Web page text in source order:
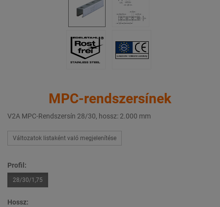
MPC-rendszersínek
V2A MPC-Rendszersín 28/30, hossz: 2.000 mm
Változatok listaként való megjelenítése
Profil:
28/30/1,75
Hossz: